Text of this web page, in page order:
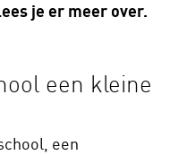
je er meer over.
een kleine
een